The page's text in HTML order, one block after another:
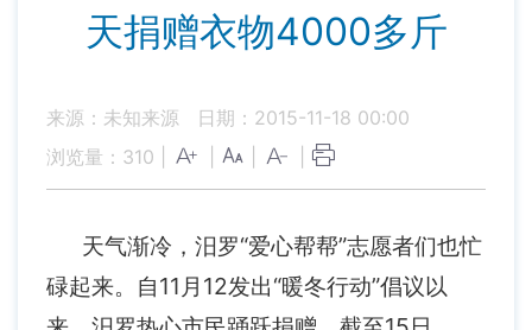
天捐赠衣物4000多斤
来源：未知来源
日期：2015-11-18 00:00
浏览量： 310
天气渐冷，汨罗“爱心帮帮”志愿者们也忙
碌起来。自11月12发出“暖冬行动”倡议以